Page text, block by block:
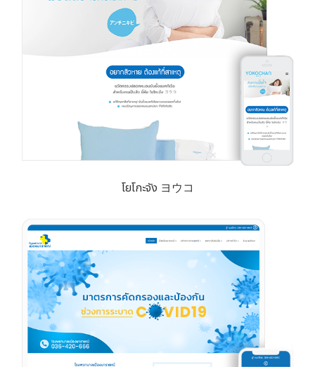
โยโกะจัง ヨウコ